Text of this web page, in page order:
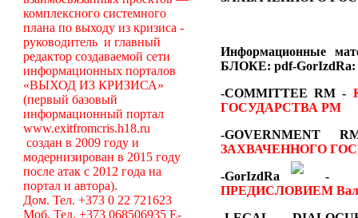
комплексного системного
плана по выходу из кризиса -
руководитель и главный
редактор создаваемой сети
информационных порталов
«ВЫХОД ИЗ КРИЗИСА»
(первый базовый
информационный портал
www.exitfromcris.h18.ru
создан в 2009 году и
модернизирован в 2015 году
после атак с 2012 года на
портал и автора).
Дом. Тел. +373 0 22 721623
Моб. Тел. +373 068506935 E-
Информационные
БЛОКЕ: pdf-GorIzdRa:
-COMMITTEE RM -
ГОСУДАРСТВА РМ
-
ЗАХВАЧЕННОГО
-
ПРЕДИСЛОВИЕМ